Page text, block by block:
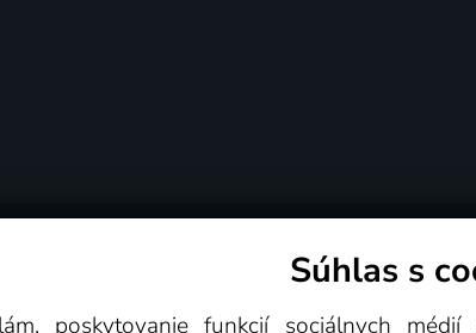
Súhlas s
poskytovanie funkcií sociálnych